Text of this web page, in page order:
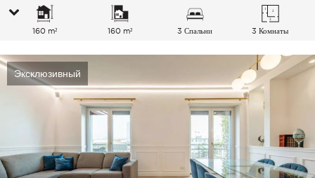
160 m² 160 m² 3 Спальни 3 Комнаты
Эксклюзивный